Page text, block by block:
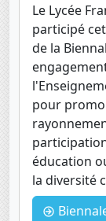
Le Lycée
participé
de la
pour
éducation
la diversité